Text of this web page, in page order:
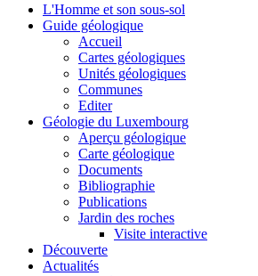
L'Homme et son sous-sol
Guide géologique
Accueil
Cartes géologiques
Unités géologiques
Communes
Editer
Géologie du Luxembourg
Aperçu géologique
Carte géologique
Documents
Bibliographie
Publications
Jardin des roches
Visite interactive
Découverte
Actualités